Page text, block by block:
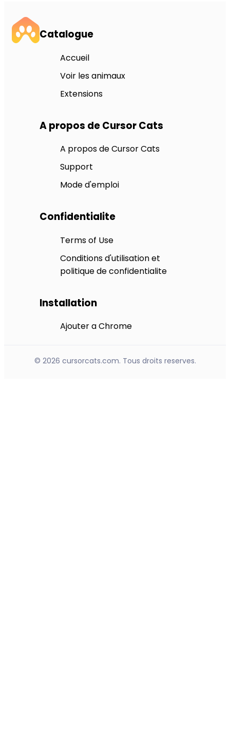
Catalogue
Accueil
Voir les animaux
Extensions
A propos de Cursor Cats
A propos de Cursor Cats
Support
Mode d'emploi
Confidentialite
Terms of Use
Conditions d'utilisation et
politique de confidentialite
Installation
Ajouter a Chrome
© 2026 cursorcats.com. Tous droits reserves.